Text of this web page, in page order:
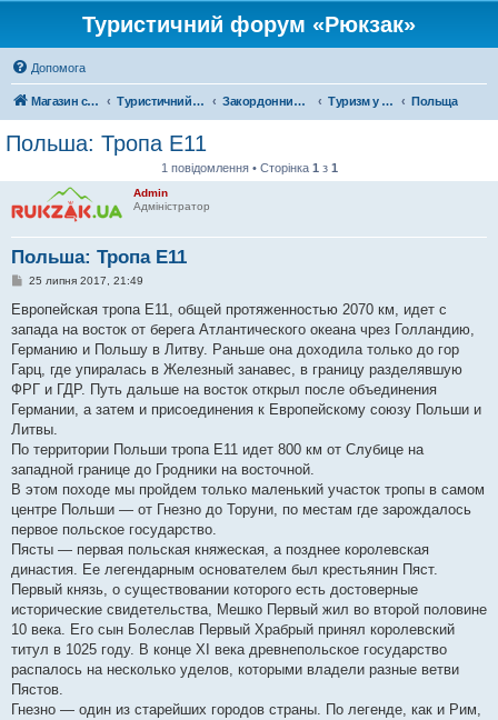
Туристичний форум «Рюкзак»
Допомога
Магазин спорядження Туристичний форум «Рюкзак» Закордонний туризм Туризм у Європі Польща
Польша: Тропа Е11
1 повідомлення • Сторінка 1 з 1
Admin
Адміністратор
Польша: Тропа Е11
П
в
д
о
м
л
е
н
я
25 липня 2017, 21:49
Европейская тропа Е11, общей протяженностью 2070 км, идет с
запада на восток от берега Атлантического океана чрез Голландию,
Германию и Польшу в Литву. Раньше она доходила только до гор
Гарц, где упиралась в Железный занавес, в границу разделявшую
ФРГ и ГДР. Путь дальше на восток открыл после объединения
Германии, а затем и присоединения к Европейскому союзу Польши и
Литвы.
По территории Польши тропа Е11 идет 800 км от Слубице на
западной границе до Гродники на восточной.
В этом походе мы пройдем только маленький участок тропы в самом
центре Польши — от Гнезно до Торуни, по местам где зарождалось
первое польское государство.
Пясты — первая польская княжеская, а позднее королевская
династия. Ее легендарным основателем был крестьянин Пяст.
Первый князь, о существовании которого есть достоверные
исторические свидетельства, Мешко Первый жил во второй половине
10 века. Его сын Болеслав Первый Храбрый принял королевский
титул в 1025 году. В конце XI века древнепольское государство
распалось на несколько уделов, которыми владели разные ветви
Пястов.
Гнезно — один из старейших городов страны. По легенде, как и Рим,